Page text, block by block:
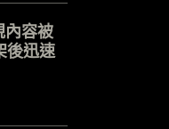
內容被
後迅速